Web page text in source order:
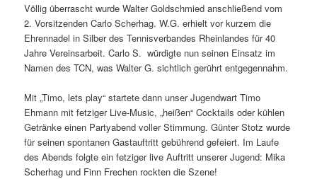
Völlig überrascht wurde Walter Goldschmied anschließend vom
2. Vorsitzenden Carlo Scherhag. W.G. erhielt vor kurzem die
Ehrennadel in Silber des Tennisverbandes Rheinlandes für 40
Jahre Vereinsarbeit. Carlo S. würdigte nun seinen Einsatz im
Namen des TCN, was Walter G. sichtlich gerührt entgegennahm.
Mit „Timo, lets play“ startete dann unser Jugendwart Timo
Ehmann mit fetziger Live-Music, „heißen“ Cocktails oder kühlen
Getränke einen Partyabend voller Stimmung. Günter Stotz wurde
für seinen spontanen Gastauftritt gebührend gefeiert. Im Laufe
des Abends folgte ein fetziger live Auftritt unserer Jugend: Mika
Scherhag und Finn Frechen rockten die Szene!